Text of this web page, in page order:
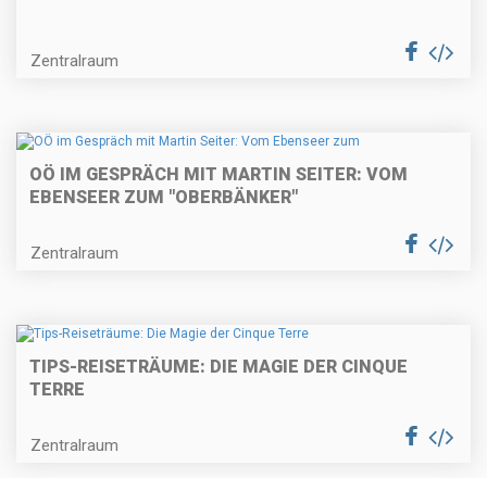
Zentralraum
OÖ IM GESPRÄCH MIT MARTIN SEITER: VOM
EBENSEER ZUM "OBERBÄNKER"
Zentralraum
TIPS-REISETRÄUME: DIE MAGIE DER CINQUE
TERRE
Zentralraum